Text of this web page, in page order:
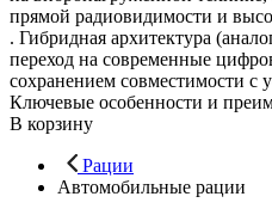
прямой радиовидимости и
. Гибридная архитектура
переход на современные
сохранением совместимости с
Ключевые особенности и
В корзину
Рации
Автомобильные рации